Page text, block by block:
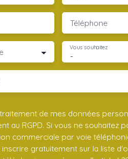
Téléphone
-
Vous souhaitez
de mes données
au RGPD. Si vous ne souhaitez
commerciale par voie
inscrire gratuitement sur la liste